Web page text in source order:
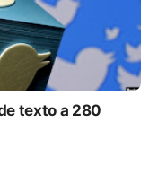
texto a 280